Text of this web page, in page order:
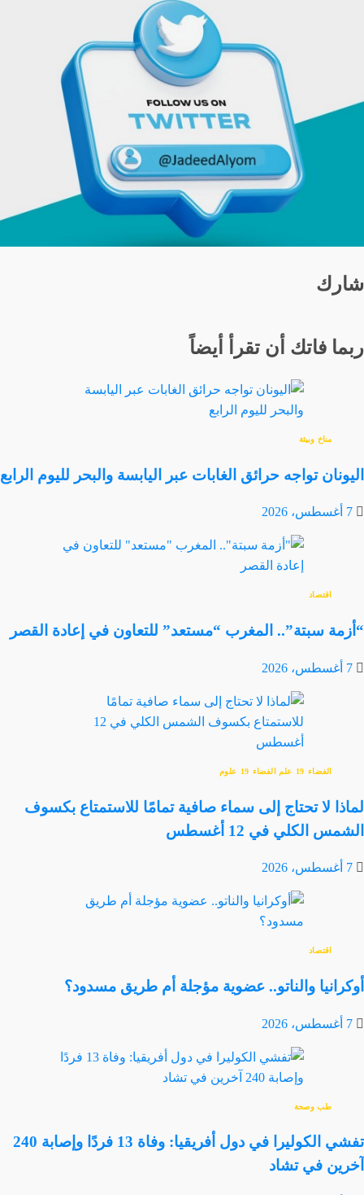
شارك
ربما فاتك أن تقرأ أيضاً
مناخ وبيئة
اليونان تواجه حرائق الغابات عبر اليابسة والبحر لليوم الرابع
7 أغسطس، 2026
اقتصاد
“أزمة سبتة”.. المغرب “مستعد” للتعاون في إعادة القصر
7 أغسطس، 2026
الفضاء علم الفضاء علوم
لماذا لا تحتاج إلى سماء صافية تمامًا للاستمتاع بكسوف
الشمس الكلي في 12 أغسطس
7 أغسطس، 2026
اقتصاد
أوكرانيا والناتو.. عضوية مؤجلة أم طريق مسدود؟
7 أغسطس، 2026
طب وصحة
تفشي الكوليرا في دول أفريقيا: وفاة 13 فردًا وإصابة 240
آخرين في تشاد